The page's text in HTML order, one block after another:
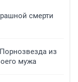
смерти
из
мужа